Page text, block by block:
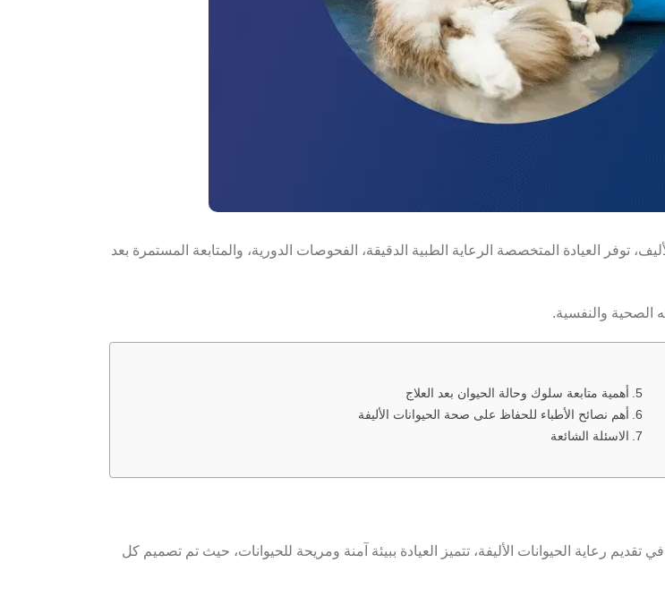
العيادة المتخصصة الرعاية الطبية الدقيقة، الفحوصات الدورية، والمتابعة المستمرة بعد
الصحية والنفسية.
أهمية متابعة سلوك وحالة الحيوان بعد العلاج
أهم نصائح الأطباء للحفاظ على صحة الحيوانات الأليفة
الاسئلة الشائعة
تتميز العيادة ببيئة آمنة ومريحة للحيوانات، حيث تم تصميم كل